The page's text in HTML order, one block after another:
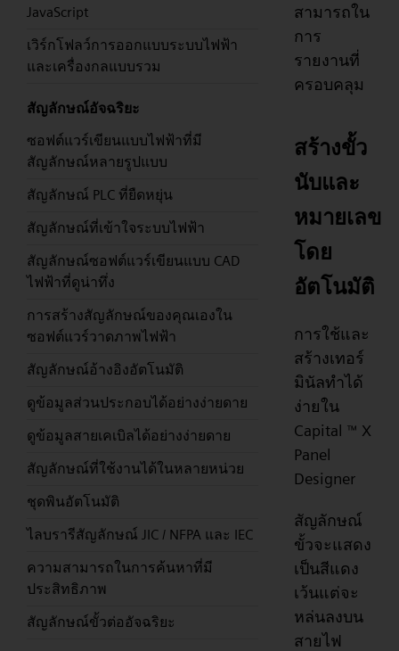
JavaScript
เวิร์กโฟลว์การออกแบบระบบไฟฟ้า
และเครื่องกลแบบรวม
สัญลักษณ์อัจฉริยะ
ซอฟต์แวร์เขียนแบบไฟฟ้าที่มี
สัญลักษณ์หลายรูปแบบ
สัญลักษณ์ PLC ที่ยืดหยุ่น
สัญลักษณ์ที่เข้าใจระบบไฟฟ้า
สัญลักษณ์ซอฟต์แวร์เขียนแบบ CAD
ไฟฟ้าที่ดูน่าทึ่ง
การสร้างสัญลักษณ์ของคุณเองใน
ซอฟต์แวร์วาดภาพไฟฟ้า
สัญลักษณ์อ้างอิงอัตโนมัติ
ดูข้อมูลส่วนประกอบได้อย่างง่ายดาย
ดูข้อมูลสายเคเบิลได้อย่างง่ายดาย
สัญลักษณ์ที่ใช้งานได้ในหลายหน่วย
ชุดพินอัตโนมัติ
ไลบรารีสัญลักษณ์ JIC / NFPA และ IEC
ความสามารถในการค้นหาที่มี
ประสิทธิภาพ
สัญลักษณ์ขั้วต่ออัจฉริยะ
สามารถใน
การ
รายงานที่
ครอบคลุม
สร้างขั้ว
นับและ
หมายเลข
โดย
อัตโนมัติ
การใช้และ
สร้างเทอร์
มินัลทำได้
ง่ายใน
Capital ™ X
Panel
Designer
สัญลักษณ์
ขั้วจะแสดง
เป็นสีแดง
เว้นแต่จะ
หล่นลงบน
สายไฟ